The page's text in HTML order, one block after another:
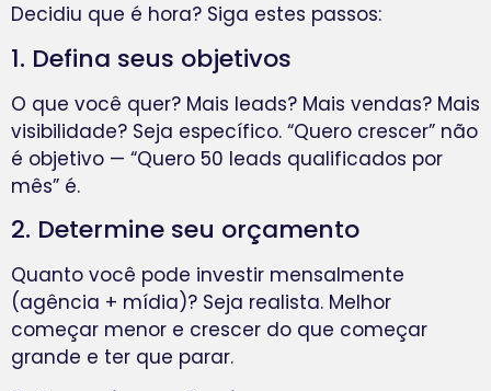
Decidiu que é hora? Siga estes passos:
1. Defina seus objetivos
O que você quer? Mais leads? Mais vendas? Mais
visibilidade? Seja específico. “Quero crescer” não
é objetivo — “Quero 50 leads qualificados por
mês” é.
2. Determine seu orçamento
Quanto você pode investir mensalmente
(agência + mídia)? Seja realista. Melhor
começar menor e crescer do que começar
grande e ter que parar.